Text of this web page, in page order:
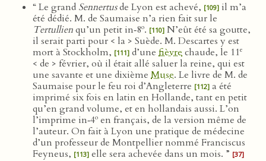
“ Le grand Sennertusde Lyon est achevé, [109] il m’a
été dédié. M. de Saumaise n’a rien fait sur le
Tertullienqu’un petit in‑8o. [110] N’eût été sa goutte,
il serait parti pour < la > Suède. M. Descartes y est
mort à Stockholm, [111] d’une fièvrechaude, le 11e
< de > février, où il était allé saluer la reine, qui est
une savante et une dixième Muse. Le livre de M. de
Saumaise pour le feu roi d’Angleterre [112] a été
imprimé six fois en latin en Hollande, tant en petit
qu’en grand volume, et en hollandais aussi. L’on
l’imprime in‑4o en français, de la version même de
l’auteur. On fait à Lyon une pratique de médecine
d’un professeur de Montpellier nommé Franciscus
Feyneus, [113] elle sera achevée dans un mois. ” [37]